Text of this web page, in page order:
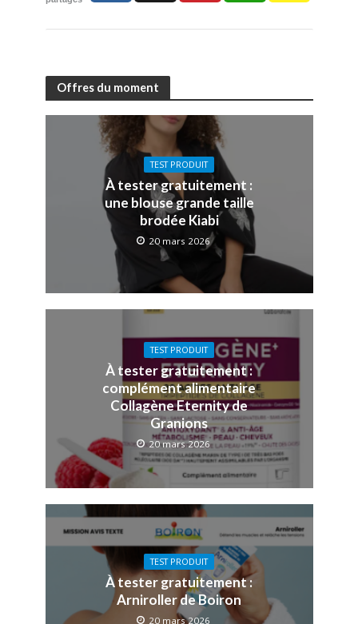
Offres du moment
TEST PRODUIT
À tester gratuitement :
une blouse grande taille
brodée Kiabi
20 mars 2026
TEST PRODUIT
À tester gratuitement :
complément alimentaire
Collagène Eternity de
Granions
20 mars 2026
TEST PRODUIT
À tester gratuitement :
Arniroller de Boiron
20 mars 2026